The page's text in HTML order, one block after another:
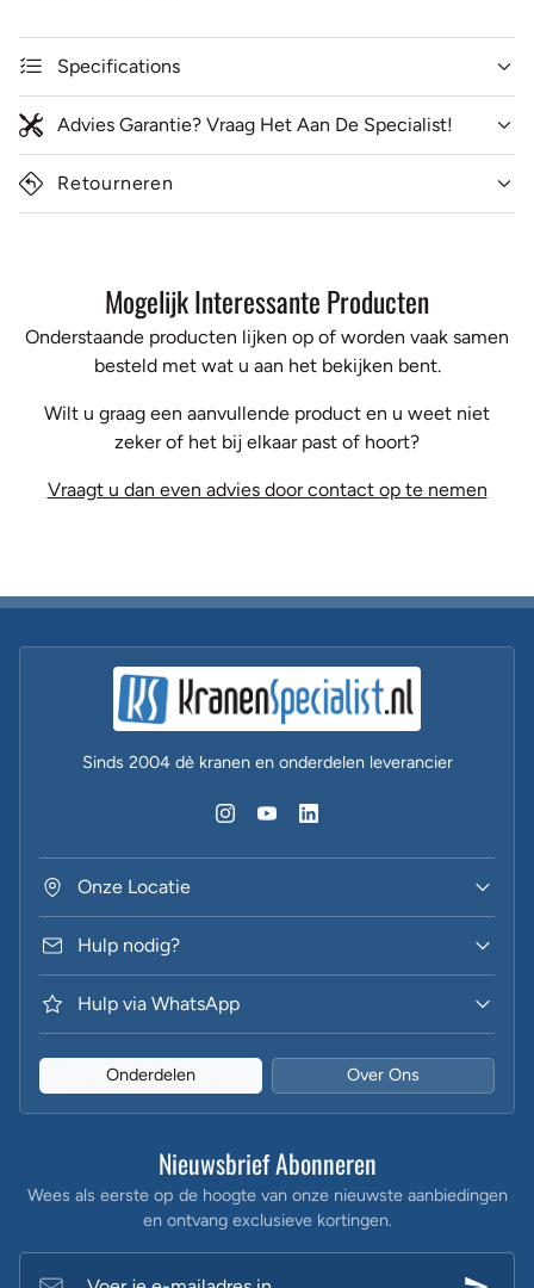
Specifications
Advies Garantie? Vraag Het Aan De Specialist!
Retourneren
Mogelijk Interessante Producten
Onderstaande producten lijken op of worden vaak samen
besteld met wat u aan het bekijken bent.
Wilt u graag een aanvullende product en u weet niet
zeker of het bij elkaar past of hoort?
Vraagt u dan even advies door contact op te nemen
Sinds 2004 dè kranen en onderdelen leverancier
Onze Locatie
Hulp nodig?
Hulp via WhatsApp
Onderdelen Over Ons
Nieuwsbrief Abonneren
Wees als eerste op de hoogte van onze nieuwste aanbiedingen
en ontvang exclusieve kortingen.